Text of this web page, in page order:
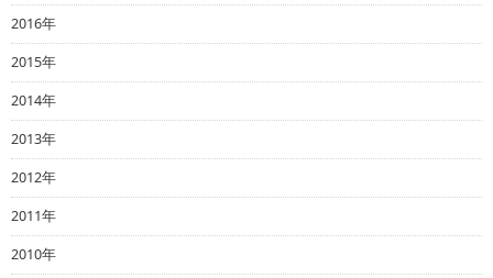
2016年
2015年
2014年
2013年
2012年
2011年
2010年